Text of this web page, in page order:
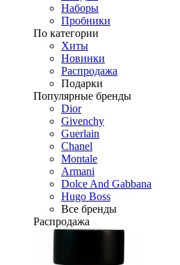
Наборы
Пробники
По категории
Хиты
Новинки
Распродажа
Подарки
Популярные бренды
Dior
Givenchy
Guerlain
Chanel
Montale
Armani
Dolce And Gabbana
Hugo Boss
Все бренды
Распродажа